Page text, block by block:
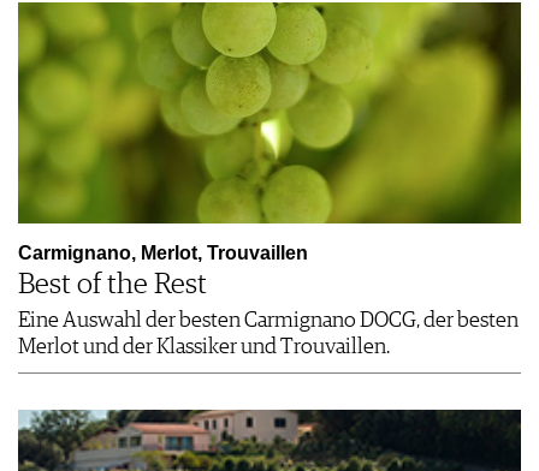
Carmignano, Merlot, Trouvaillen
Best of the Rest
Eine Auswahl der besten Carmignano DOCG, der besten
Merlot und der Klassiker und Trouvaillen.